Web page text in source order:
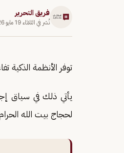
فريق التحرير
نُشر في الثلاثاء 19 مايو 2026
توفر الأنظمة الذكية
يأتي ذلك في سياق
لحجاج بيت الله